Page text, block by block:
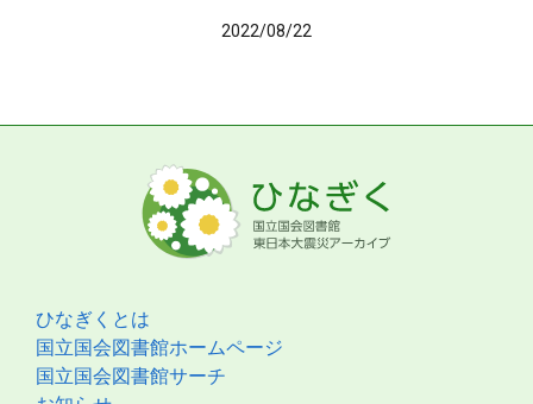
2022/08/22
ひなぎくとは
国立国会図書館ホームページ
国立国会図書館サーチ